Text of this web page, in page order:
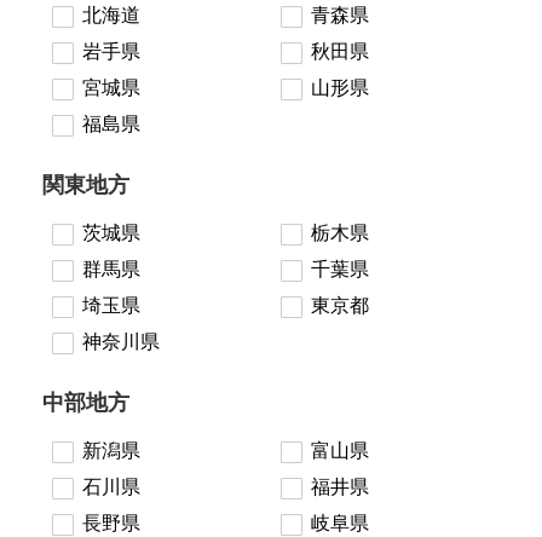
北海道
青森県
岩手県
秋田県
宮城県
山形県
福島県
関東地方
茨城県
栃木県
群馬県
千葉県
埼玉県
東京都
神奈川県
中部地方
新潟県
富山県
石川県
福井県
長野県
岐阜県